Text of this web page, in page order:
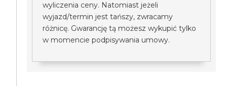
wyliczenia ceny. Natomiast jeżeli
wyjazd/termin jest tańszy, zwracamy
różnicę. Gwarancję tą możesz wykupić tylko
w momencie podpisywania umowy.